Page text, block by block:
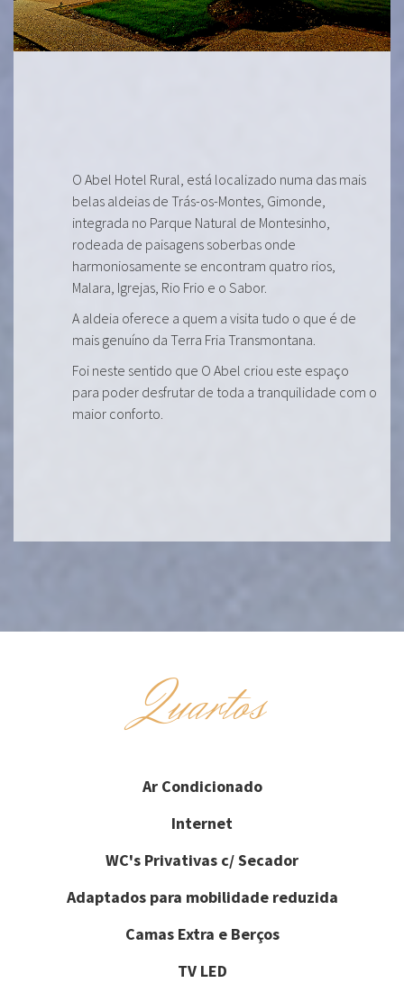
O Abel Hotel Rural, está localizado numa das mais
belas aldeias de Trás-os-Montes, Gimonde,
integrada no Parque Natural de Montesinho,
rodeada de paisagens soberbas onde
harmoniosamente se encontram quatro rios,
Malara, Igrejas, Rio Frio e o Sabor.
A aldeia oferece a quem a visita tudo o que é de
mais genuíno da Terra Fria Transmontana.
Foi neste sentido que O Abel criou este espaço
para poder desfrutar de toda a tranquilidade com o
maior conforto.
Quartos
Ar Condicionado
Internet
WC's Privativas c/ Secador
Adaptados para mobilidade reduzida
Camas Extra e Berços
TV LED